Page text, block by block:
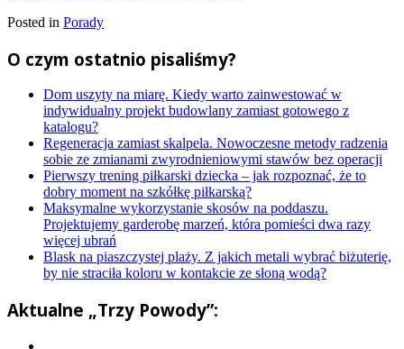
Posted in Porady
O czym ostatnio pisaliśmy?
Dom uszyty na miarę. Kiedy warto zainwestować w
indywidualny projekt budowlany zamiast gotowego z
katalogu?
Regeneracja zamiast skalpela. Nowoczesne metody radzenia
sobie ze zmianami zwyrodnieniowymi stawów bez operacji
Pierwszy trening piłkarski dziecka – jak rozpoznać, że to
dobry moment na szkółkę piłkarską?
Maksymalne wykorzystanie skosów na poddaszu.
Projektujemy garderobę marzeń, która pomieści dwa razy
więcej ubrań
Blask na piaszczystej plaży. Z jakich metali wybrać biżuterię,
by nie straciła koloru w kontakcie ze słoną wodą?
Aktualne „Trzy Powody”: